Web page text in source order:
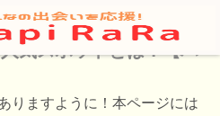
で出会いを探す！使う
気スポットとは？【ハ
りますように！本ページには